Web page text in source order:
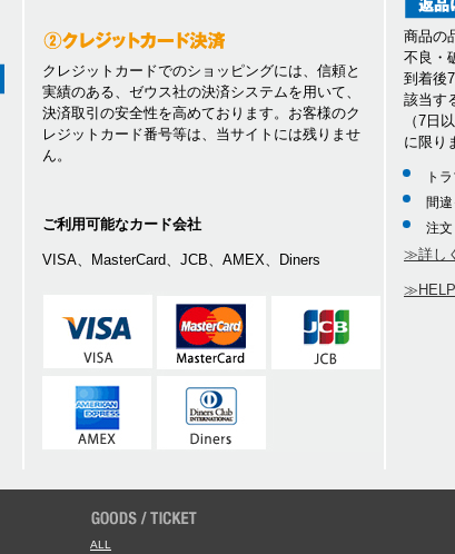
クレジットカードでのショッピングには、信頼と
実績のある、ゼウス社の決済システムを用いて、
決済取引の安全性を高めております。お客様のク
レジットカード番号等は、当サイトには残りませ
ん。
ご利用可能なカード会社
VISA、MasterCard、JCB、AMEX、Diners
商品の
不良・
到着後
該当す
（7日
に限り
ト
間
注文
≫詳し
ALL